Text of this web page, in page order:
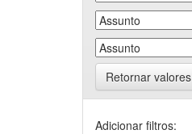
Retornar valores
Adicionar filtros: